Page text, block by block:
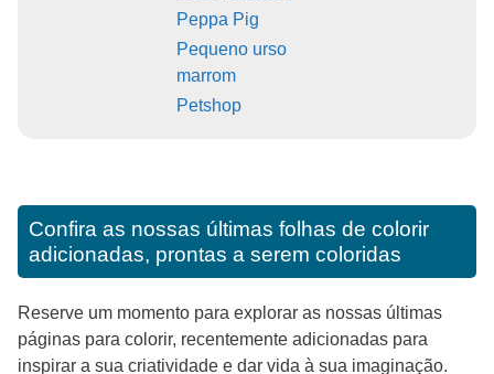
Peppa Pig
Pequeno urso
marrom
Petshop
Confira as nossas últimas folhas de colorir
adicionadas, prontas a serem coloridas
Reserve um momento para explorar as nossas últimas
páginas para colorir, recentemente adicionadas para
inspirar a sua criatividade e dar vida à sua imaginação.